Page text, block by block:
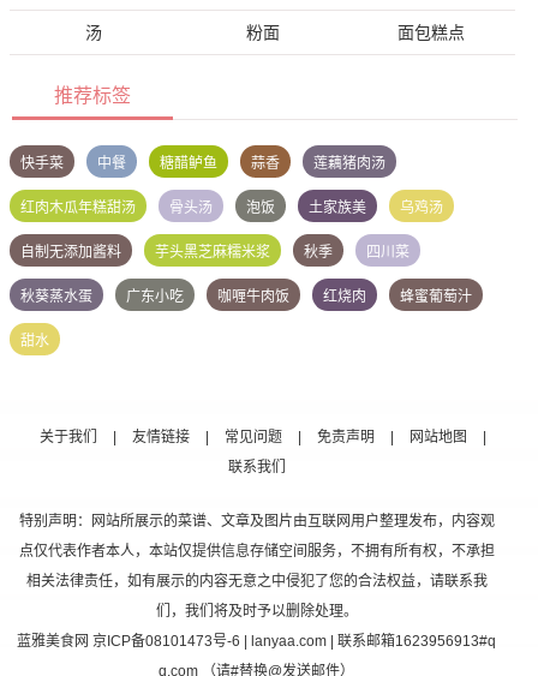
汤 粉面 面包糕点
推荐标签
快手菜 中餐 糖醋鲈鱼 蒜香 莲藕猪肉汤
红肉木瓜年糕甜汤 骨头汤 泡饭 土家族美 乌鸡汤
自制无添加酱料 芋头黑芝麻糯米浆 秋季 四川菜
秋葵蒸水蛋 广东小吃 咖喱牛肉饭 红烧肉 蜂蜜葡萄汁
甜水
关于我们 友情链接 常见问题 免责声明 网站地图
联系我们
特别声明：网站所展示的菜谱、文章及图片由互联网用户整理发布，内容观
点仅代表作者本人，本站仅提供信息存储空间服务，不拥有所有权，不承担
相关法律责任，如有展示的内容无意之中侵犯了您的合法权益，请联系我
们，我们将及时予以删除处理。
蓝雅美食网 京ICP备08101473号-6 | lanyaa.com | 联系邮箱1623956913#q
q.com （请#替换@发送邮件）